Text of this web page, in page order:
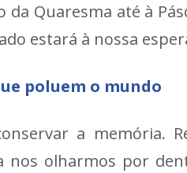
da Quaresma até à
estará à nossa
poluem o mundo
a memória.
nos olharmos por